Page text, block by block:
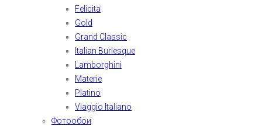
Felicita
Gold
Grand Classic
Italian Burlesque
Lamborghini
Materie
Platino
Viaggio Italiano
Фотообои